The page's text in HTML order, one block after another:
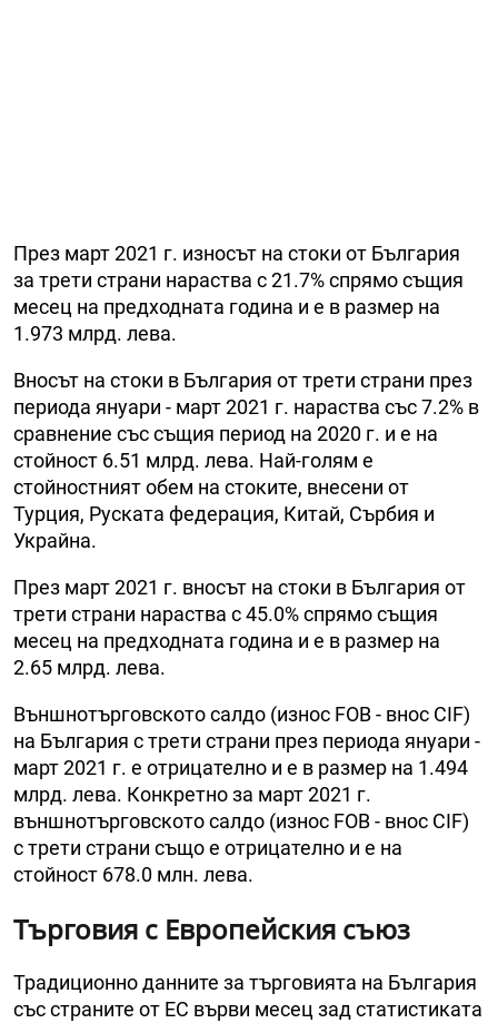
През март 2021 г. износът на стоки от България
за трети страни нараства с 21.7% спрямо същия
месец на предходната година и е в размер на
1.973 млрд. лева.
Вносът на стоки в България от трети страни през
периода януари - март 2021 г. нараства със 7.2% в
сравнение със същия период на 2020 г. и е на
стойност 6.51 млрд. лева. Най-голям е
стойностният обем на стоките, внесени от
Турция, Руската федерация, Китай, Сърбия и
Украйна.
През март 2021 г. вносът на стоки в България от
трети страни нараства с 45.0% спрямо същия
месец на предходната година и е в размер на
2.65 млрд. лeвa.
Външнотърговското салдо (износ FOB - внос CIF)
на България с трети страни през периода януари -
март 2021 г. е отрицателно и е в размер на 1.494
млрд. лева. Конкретно за март 2021 г.
външнотърговското салдо (износ FOB - внос CIF)
с трети страни също е отрицателно и е на
стойност 678.0 млн. лева.
Търговия с Европейския съюз
Традиционно данните за търговията на България
със страните от ЕС върви месец зад статистиката